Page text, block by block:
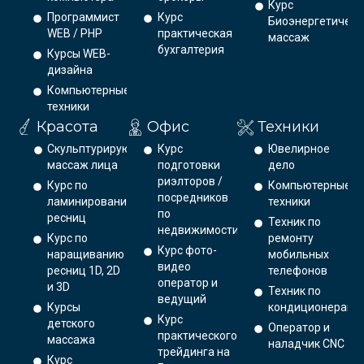
Программист
WEB / PHP
Курсы WEB-
дизайна
Компьютерные
техники
Курс
практическая
бухгалтерия
Курс
массаж
Красота
Скульптурирующий
массаж лица
Курс по
ламинированию
ресниц
Курс по
наращиванию
ресниц 1D, 2D
и 3D
Курсы
детского
массажа
Курс
Офис
Курс
подготовки
риэлторов /
посредников
по
недвижимости
Курс фото-
видео
оператор и
ведущий
Курс
практического
трейдинга на
Техники
Ювелирное
дело
Компьютерные
техники
Техник по
ремонту
мобильных
телефонов
Техник по
кондиционерам
Оператор и
наладчик CNC